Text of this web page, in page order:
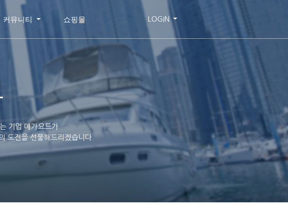
커뮤니티 쇼핑몰 LOGIN
기업 메가요트가
도전을 선물해드리겠습니다.